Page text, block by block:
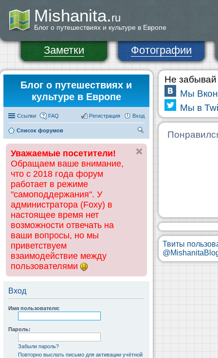
Mishanita.ru
Блог о путешествиях и культуре в Европе
Заметки Фотографии
Блог о путешествиях и
культуре в Европе
Ссылки FAQ Вход
Регистрация
Список форумов
ск
Уважаемые посетители!
Обращаем ваше внимание,
что с 2018 года форум
работает в режиме
"самоподдержания". У
администратора (Foxy) в
настоящее время нет
возможности отвечать на
ваши вопросы, но мы
приветствуем
взаимодействие между
пользователями
Вход
Имя пользователя:
Пароль:
Забыли пароль?
Повторно выслать письмо для активации учётной
Не забывай
Мы
Мы в
Твиты